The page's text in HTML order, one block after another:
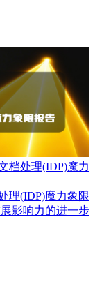
档处理(IDP)魔力
理(IDP)魔力象限
影响力的进一步